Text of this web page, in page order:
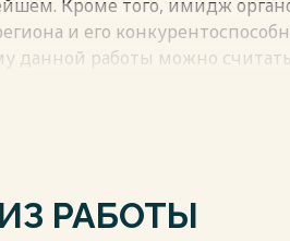
Кроме того, имидж
и его
данной работы можно считать
о долгосрочных
РАБОТЫ